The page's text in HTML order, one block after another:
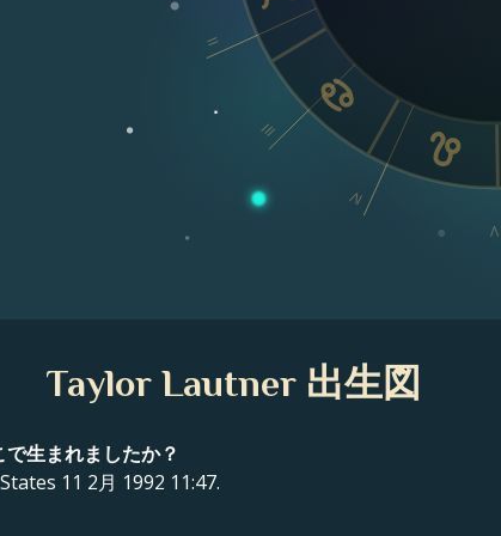
II
III
IV
V
Taylor Lautner 出生図
生まれましたか？
11 2月 1992 11:47.